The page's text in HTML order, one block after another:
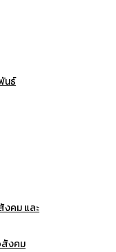
นธ์
คม และ
สังคม